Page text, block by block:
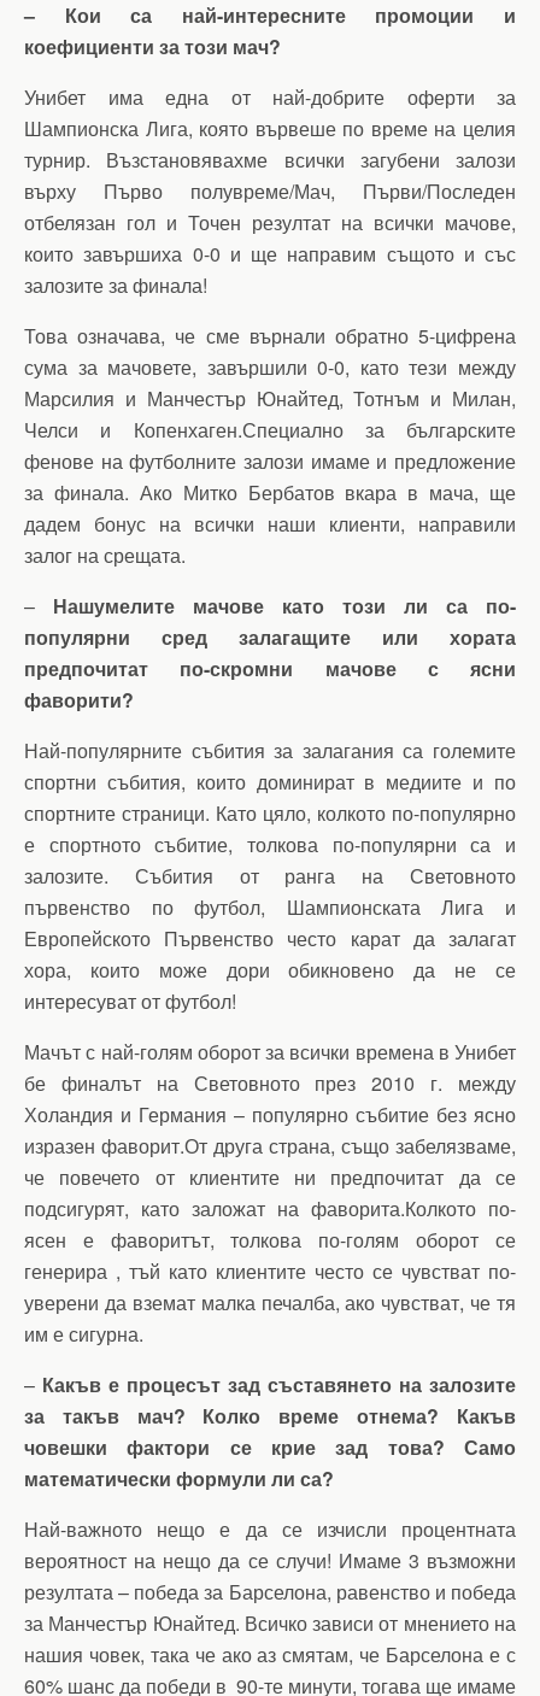
– Кои са най-интересните промоции и
коефициенти за този мач?
Унибет има една от най-добрите оферти за
Шампионска Лига, която вървеше по време на целия
турнир. Възстановявахме всички загубени залози
върху Първо полувреме/Мач, Първи/Последен
отбелязан гол и Точен резултат на всички мачове,
които завършиха 0-0 и ще направим същото и със
залозите за финала!
Това означава, че сме върнали обратно 5-цифрена
сума за мачовете, завършили 0-0, като тези между
Марсилия и Манчестър Юнайтед, Тотнъм и Милан,
Челси и Копенхаген.Специално за българските
фенове на футболните залози имаме и предложение
за финала. Ако Митко Бербатов вкара в мача, ще
дадем бонус на всички наши клиенти, направили
залог на срещата.
– Нашумелите мачове като този ли са по-
популярни сред залагащите или хората
предпочитат по-скромни мачове с ясни
фаворити?
Най-популярните събития за залагания са големите
спортни събития, които доминират в медиите и по
спортните страници. Като цяло, колкото по-популярно
е спортното събитие, толкова по-популярни са и
залозите. Събития от ранга на Световното
първенство по футбол, Шампионската Лига и
Европейското Първенство често карат да залагат
хора, които може дори обикновено да не се
интересуват от футбол!
Мачът с най-голям оборот за всички времена в Унибет
бе финалът на Световното през 2010 г. между
Холандия и Германия – популярно събитие без ясно
изразен фаворит.От друга страна, също забелязваме,
че повечето от клиентите ни предпочитат да се
подсигурят, като заложат на фаворита.Колкото по-
ясен е фаворитът, толкова по-голям оборот се
генерира , тъй като клиентите често се чувстват по-
уверени да вземат малка печалба, ако чувстват, че тя
им е сигурна.
– Какъв е процесът зад съставянето на залозите
за такъв мач? Колко време отнема? Какъв
човешки фактори се крие зад това? Само
математически формули ли са?
Най-важното нещо е да се изчисли процентната
вероятност на нещо да се случи! Имаме 3 възможни
резултата – победа за Барселона, равенство и победа
за Манчестър Юнайтед. Всичко зависи от мнението на
нашия човек, така че ако аз смятам, че Барселона е с
60% шанс да победи в 90-те минути, тогава ще имаме